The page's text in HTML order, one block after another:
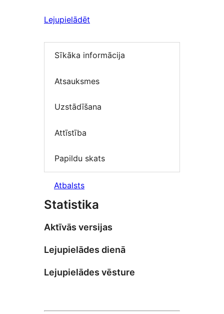
Lejupielādēt
Sīkāka informācija
Atsauksmes
Uzstādīšana
Attīstība
Papildu skats
Atbalsts
Statistika
Aktīvās versijas
Lejupielādes dienā
Lejupielādes vēsture